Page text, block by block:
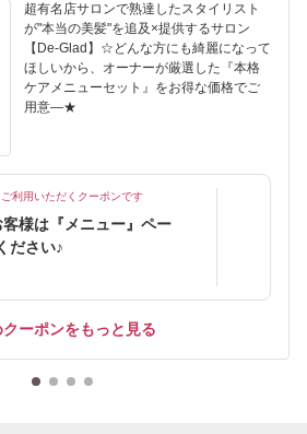
超有名店サロンで熟達したスタイリスト
が"本当の美髪"を追及×提供するサロン
【De-Glad】☆どんな方にも綺麗になって
ほしいから、オーナーが厳選した『本格
ケアメニューセット』をお得な価格でご
用意―★
利用いただくクーポンです
様は『メニュー』ペー
ださい♪
ーポンをもっと見る